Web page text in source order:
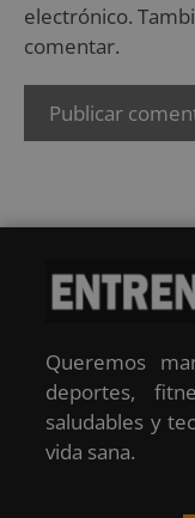
electrónico.
comentar.
Queremos
deportes,
saludables y
vida sana.